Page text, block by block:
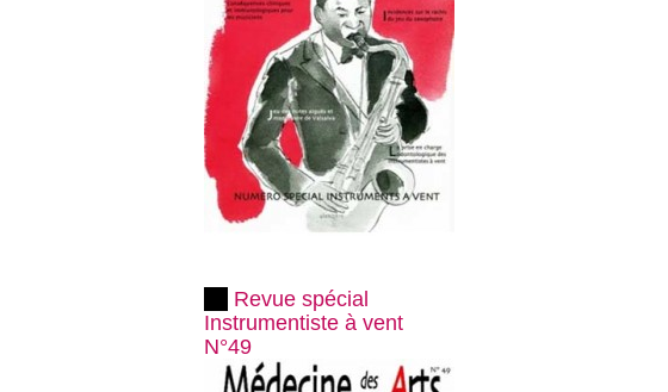
Revue spécial
Instrumentiste à vent
N°49